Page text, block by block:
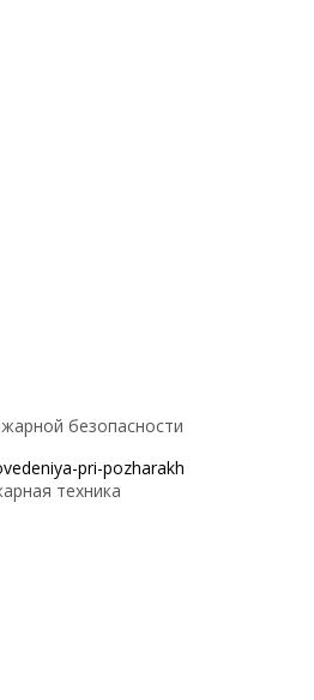
безопасности
техника